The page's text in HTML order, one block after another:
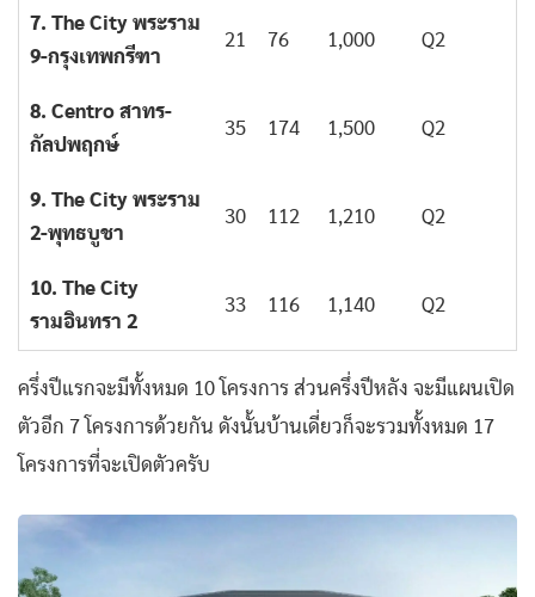
7. The City พระราม
9-กรุงเทพกรีฑา
21 76 1,000 Q2
8. Centro สาทร-
กัลปพฤกษ์
35 174 1,500 Q2
9. The City พระราม
2-พุทธบูชา
30 112 1,210 Q2
10. The City
รามอินทรา 2
33 116 1,140 Q2
ครึ่งปีแรกจะมีทั้งหมด 10 โครงการ ส่วนครึ่งปีหลัง จะมีแผนเปิด
ตัวอีก 7 โครงการด้วยกัน ดังนั้นบ้านเดี่ยวก็จะรวมทั้งหมด 17
โครงการที่จะเปิดตัวครับ